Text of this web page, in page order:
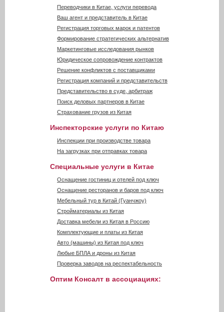
Переводчики в Китае, услуги перевода
Ваш агент и представитель в Китае
Регистрация торговых марок и патентов
Формирование стратегических альтернатив
Маркетинговые исследования рынков
Юридическое сопровождение контрактов
Решение конфликтов с поставщиками
Регистрация компаний и представительств
Представительство в суде, арбитраж
Поиск деловых партнеров в Китае
Страхование грузов из Китая
Инспекторские услуги по Китаю
Инспекции при производстве товара
На загрузках при отправках товара
Специальные услуги в Китае
Оснащение гостиниц и отелей под ключ
Оснащение ресторанов и баров под ключ
Мебельный тур в Китай (Гуанчжоу)
Стройматериалы из Китая
Доставка мебели из Китая в Россию
Комплектующие и платы из Китая
Авто (машины) из Китая под ключ
Любые БПЛА и дроны из Китая
Проверка заводов на респектабельность
Оптим Консалт в ассоциациях: